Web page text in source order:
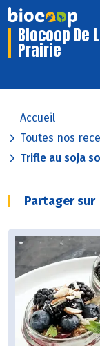
Biocoop De
Prairie
Accueil
Toutes nos
Trifle au soja
Partager sur